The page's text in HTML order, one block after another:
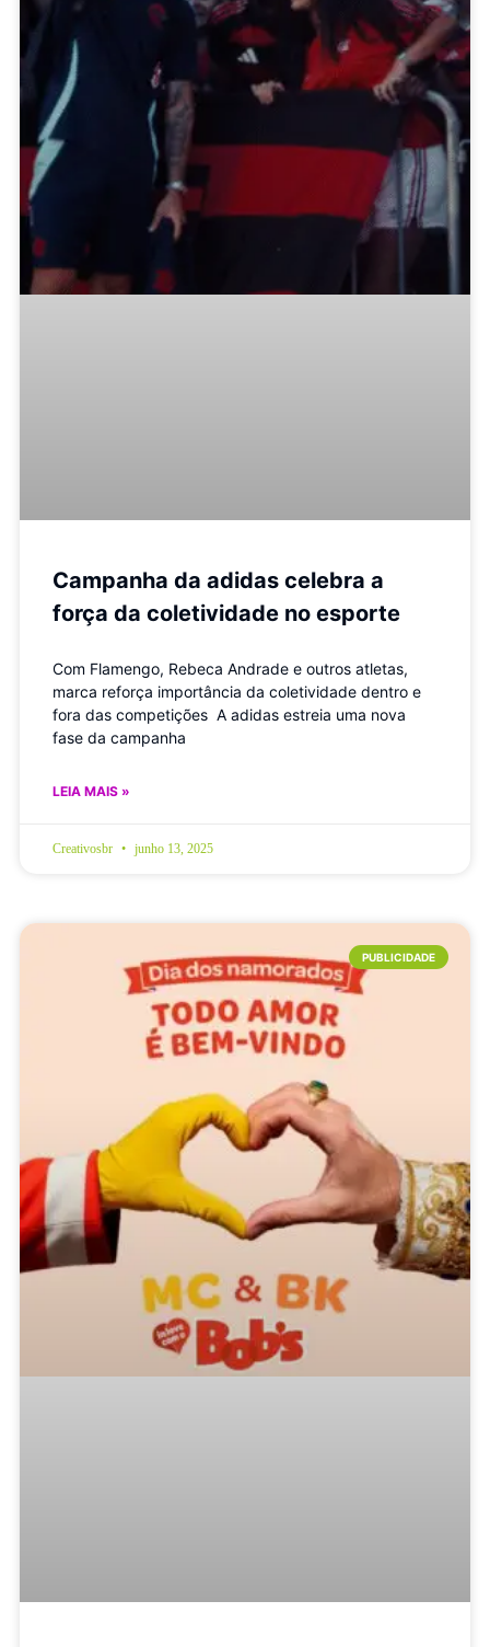
Campanha da adidas celebra a
força da coletividade no esporte
Com Flamengo, Rebeca Andrade e outros atletas,
marca reforça importância da coletividade dentro e
fora das competições A adidas estreia uma nova
fase da campanha
LEIA MAIS »
Creativosbr junho 13, 2025
PUBLICIDADE